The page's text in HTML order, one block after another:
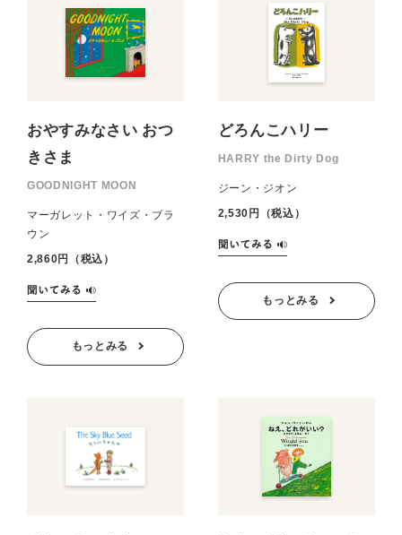
おやすみなさい おつ
きさま
GOODNIGHT MOON
マーガレット・ワイズ・ブラ
ウン
2,860円（税込）
もっとみる
どろんこハリー
HARRY the Dirty Dog
ジーン・ジオン
2,530円（税込）
もっとみる